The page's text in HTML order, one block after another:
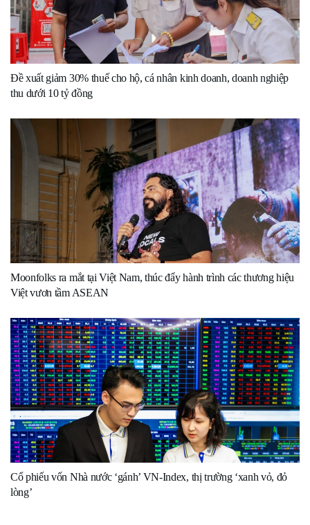
Đề xuất giảm 30% thuế cho hộ, cá nhân kinh doanh, doanh nghiệp
thu dưới 10 tỷ đồng
Moonfolks ra mắt tại Việt Nam, thúc đẩy hành trình các thương hiệu
Việt vươn tầm ASEAN
Cổ phiếu vốn Nhà nước ‘gánh’ VN-Index, thị trường ‘xanh vỏ, đỏ
lòng’